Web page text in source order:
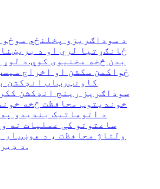
د سوداګریزو پخلنځي
ځانګړتیا لري او د
بدن څخه مخنیوی کوي.د
ځواکمن سکشن او اخراج
کاونټرټاپ انډکشن
سوداګریز رینج انډکشن
خوندیتوب محافظت څخه
ساعتونو کې عملیات نه
ولتاژ محافظت ، د هوښیار
د ډیر تودوخې محافظت.